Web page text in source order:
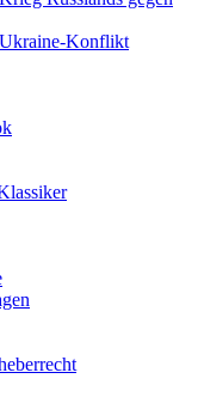
Konflikt